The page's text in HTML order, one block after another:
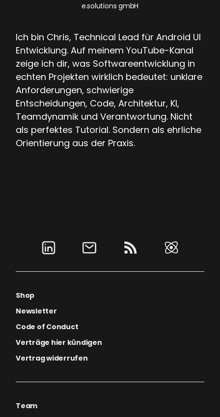
e.solutions gmbH
Ich bin Chris, Technical Lead für Android UI
Entwicklung. Auf meinem YouTube-Kanal
zeige ich dir, was Softwareentwicklung in
echten Projekten wirklich bedeutet: unklare
Anforderungen, schwierige
Entscheidungen, Code, Architektur, KI,
Teamdynamik und Verantwortung. Nicht
als perfektes Tutorial. Sondern als ehrliche
Orientierung aus der Praxis.
Shop
Newsletter
Code of Conduct
Verträge hier kündigen
Vertrag widerrufen
Team